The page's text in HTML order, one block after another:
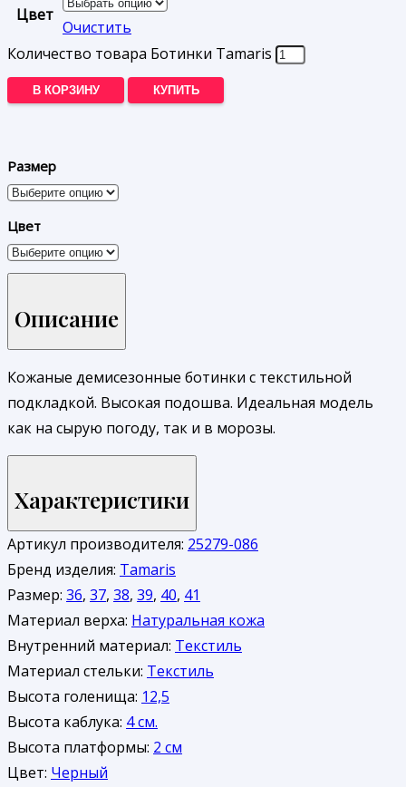
Цвет
Очистить
Количество товара Ботинки Tamaris
В КОРЗИНУ КУПИТЬ
Размер
Цвет
Описание
Кожаные демисезонные ботинки с текстильной
подкладкой. Высокая подошва. Идеальная модель
как на сырую погоду, так и в морозы.
Характеристики
Артикул производителя: 25279-086
Бренд изделия: Tamaris
Размер: 36, 37, 38, 39, 40, 41
Материал верха: Натуральная кожа
Внутренний материал: Текстиль
Материал стельки: Текстиль
Высота голенища: 12,5
Высота каблука: 4 см.
Высота платформы: 2 см
Цвет: Черный